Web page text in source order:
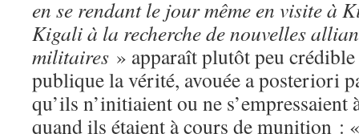
en se rendant le jour même en visite à
Kigali à la recherche de nouvelles
militaires » apparaît plutôt peu
publique la vérité, avouée a posteriori
qu’ils n’initiaient ou ne s’empressaient
quand ils étaient à cours de munition : «